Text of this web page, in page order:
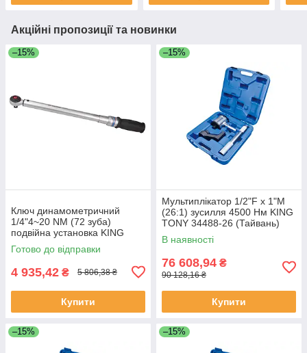
Акційні пропозиції та новинки
–15%
Ключ динамометричний
1/4"4~20 NM (72 зуба)
подвійна установка KING
TONY 3426A-2DG (Тайвань)
Готово до відправки
4 935,42 ₴ 5 806,38 ₴
Купити
–15%
Мультиплікатор 1/2"F x 1"M
(26:1) зусилля 4500 Нм KING
TONY 34488-26 (Тайвань)
В наявності
76 608,94 ₴
90 128,16 ₴
Купити
–15% –15%